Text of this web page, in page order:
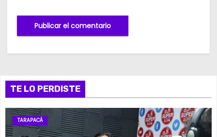
TE LO PERDISTE
TARAPACÁ